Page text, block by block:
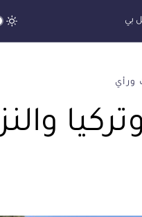
بي
ورأي